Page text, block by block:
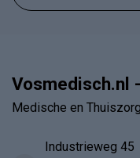
Vosmedisch.nl
Medische en
Industrieweg 45